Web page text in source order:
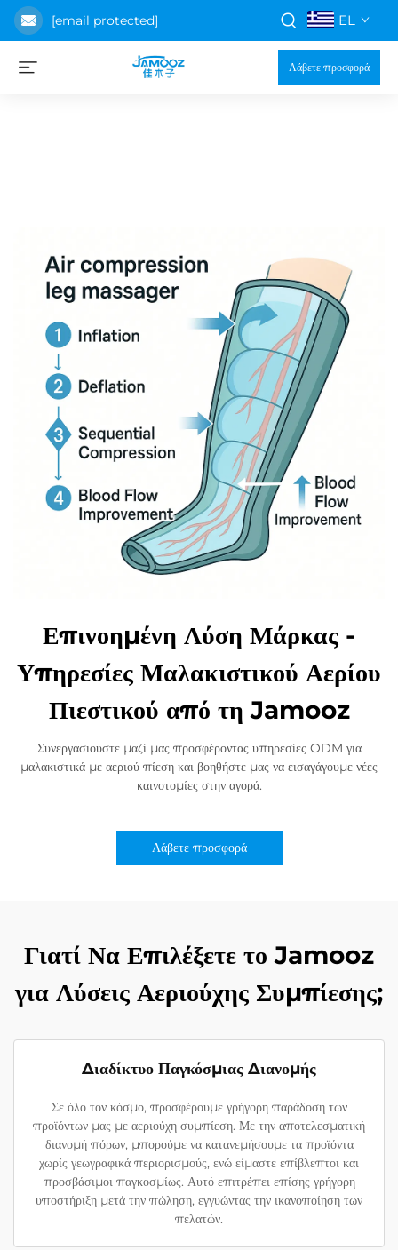
[email protected] EL
Λάβετε προσφορά
Επινοημένη Λύση Μάρκας -
Υπηρεσίες Μαλακιστικού Αερίου
Πιεστικού από τη Jamooz
Συνεργασιούστε μαζί μας προσφέροντας υπηρεσίες ODM για
μαλακιστικά με αεριού πίεση και βοηθήστε μας να εισαγάγουμε νέες
καινοτομίες στην αγορά.
Λάβετε προσφορά
Γιατί Να Επιλέξετε το Jamooz
για Λύσεις Αεριούχης Συμπίεσης;
Διαδίκτυο Παγκόσμιας Διανομής
Σε όλο τον κόσμο, προσφέρουμε γρήγορη παράδοση των
προϊόντων μας με αεριούχη συμπίεση. Με την αποτελεσματική
διανομή πόρων, μπορούμε να κατανεμήσουμε τα προϊόντα
χωρίς γεωγραφικά περιορισμούς, ενώ είμαστε επίβλεπτοι και
προσβάσιμοι παγκοσμίως. Αυτό επιτρέπει επίσης γρήγορη
υποστήριξη μετά την πώληση, εγγυώντας την ικανοποίηση των
πελατών.